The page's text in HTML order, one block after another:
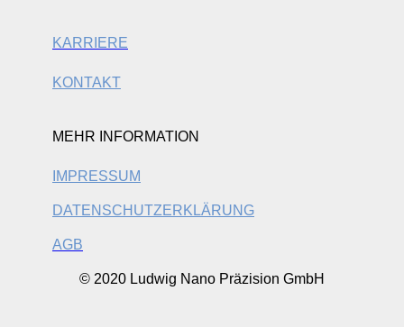
KARRIERE
KONTAKT
MEHR INFORMATION
IMPRESSUM
DATENSCHUTZERKLÄRUNG
AGB
© 2020 Ludwig Nano Präzision GmbH